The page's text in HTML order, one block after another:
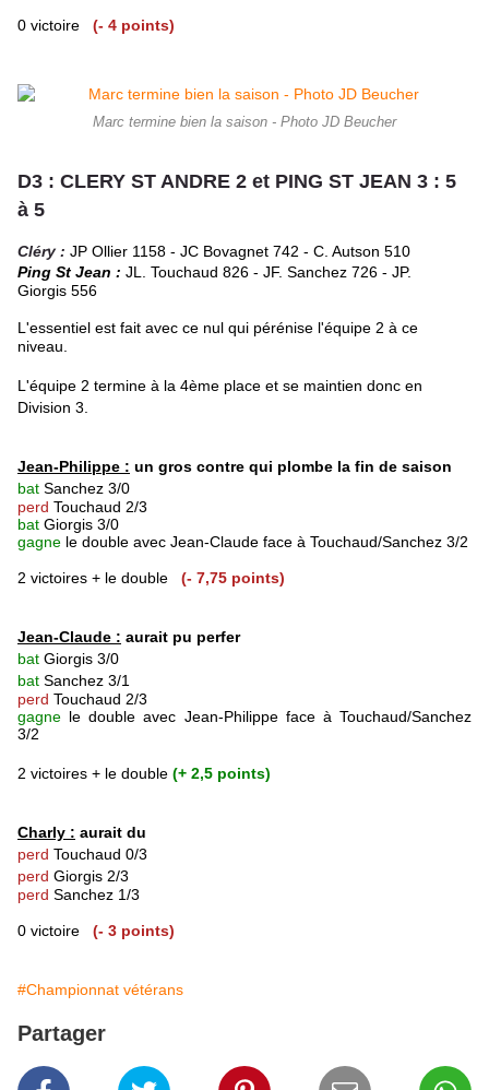
0 victoire (- 4 points)
Marc termine bien la saison - Photo JD Beucher
D3 : CLERY ST ANDRE 2 et PING ST JEAN 3 : 5
à 5
Cléry : JP Ollier 1158 - JC Bovagnet 742 - C. Autson 510
Ping St Jean : JL. Touchaud 826 - JF. Sanchez 726 - JP.
Giorgis 556
L'essentiel est fait avec ce nul qui pérénise l'équipe 2 à ce
niveau.
L'équipe 2 termine à la 4ème place et se maintien donc en
Division 3.
Jean-Philippe : un gros contre qui plombe la fin de saison
bat Sanchez 3/0
perd Touchaud 2/3
bat Giorgis 3/0
gagne le double avec Jean-Claude face à Touchaud/Sanchez 3/2
2 victoires + le double (- 7,75 points)
Jean-Claude : aurait pu perfer
bat Giorgis 3/0
bat Sanchez 3/1
perd Touchaud 2/3
gagne le double avec Jean-Philippe face à Touchaud/Sanchez
3/2
2 victoires + le double (+ 2,5 points)
Charly : aurait du
perd Touchaud 0/3
perd Giorgis 2/3
perd Sanchez 1/3
0 victoire (- 3 points)
#Championnat vétérans
Partager